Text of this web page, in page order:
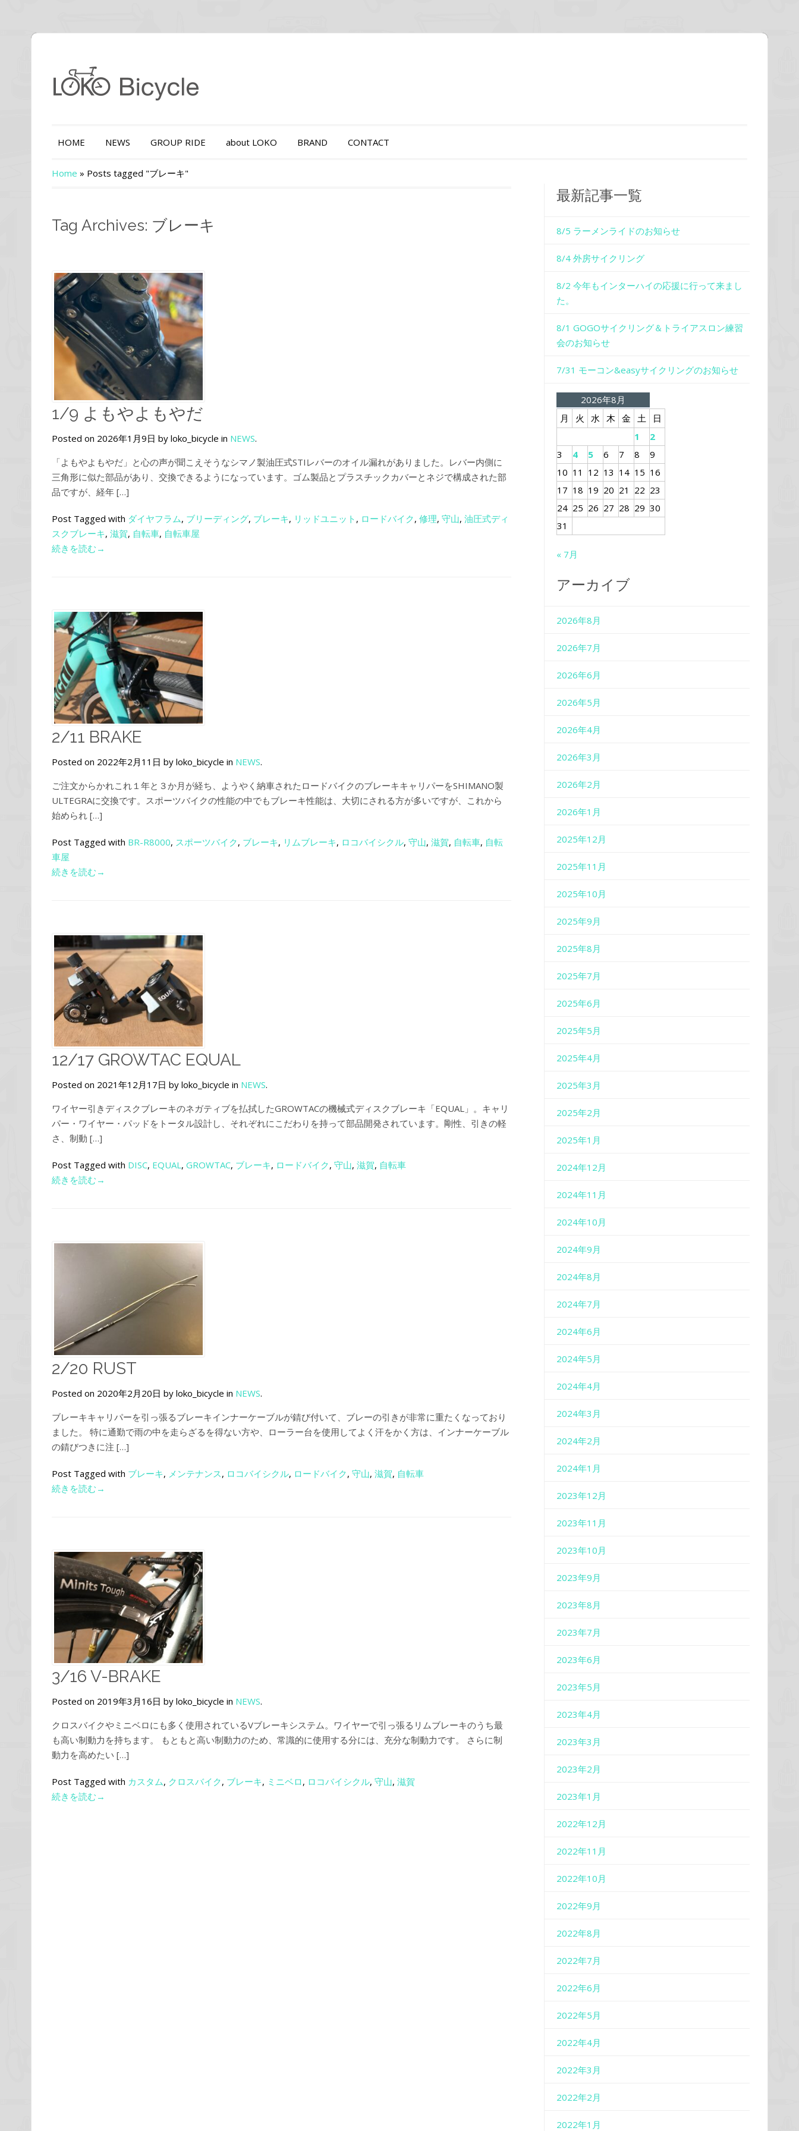
HOME NEWS GROUP RIDE about LOKO BRAND CONTACT
Home » Posts tagged "ブレーキ"
Tag Archives: ブレーキ
1/9 よもやよもやだ
Posted on 2026年1月9日 by loko_bicycle in NEWS.
「よもやよもやだ」と心の声が聞こえそうなシマノ製油圧式STIレバーのオイル漏れがありました。レバー内側に
三角形に似た部品があり、交換できるようになっています。ゴム製品とプラスチックカバーとネジで構成された部
品ですが、経年 […]
Post Tagged with ダイヤフラム, ブリーディング, ブレーキ, リッドユニット , ロードバイク, 修理, 守山, 油圧式ディ
スクブレーキ, 滋賀, 自転車, 自転車屋
続きを読む→
2/11 BRAKE
Posted on 2022年2月11日 by loko_bicycle in NEWS.
ご注文からかれこれ１年と３か月が経ち、ようやく納車されたロードバイクのブレーキキャリパーをSHIMANO製
ULTEGRAに交換です。スポーツバイクの性能の中でもブレーキ性能は、大切にされる方が多いですが、これから
始められ […]
Post Tagged with BR-R8000, スポーツバイク, ブレーキ, リムブレーキ, ロコバイシクル, 守山, 滋賀, 自転車, 自転
車屋
続きを読む→
12/17 GROWTAC EQUAL
Posted on 2021年12月17日 by loko_bicycle in NEWS.
ワイヤー引きディスクブレーキのネガティブを払拭したGROWTACの機械式ディスクブレーキ「EQUAL」。キャリ
パー・ワイヤー・パッドをトータル設計し、それぞれにこだわりを持って部品開発されています。剛性、引きの軽
さ、制動 […]
Post Tagged with DISC, EQUAL, GROWTAC, ブレーキ, ロードバイク, 守山, 滋賀, 自転車
続きを読む→
2/20 RUST
Posted on 2020年2月20日 by loko_bicycle in NEWS.
ブレーキキャリパーを引っ張るブレーキインナーケーブルが錆び付いて、ブレーの引きが非常に重たくなっており
ました。 特に通勤で雨の中を走らざるを得ない方や、ローラー台を使用してよく汗をかく方は、インナーケーブル
の錆びつきに注 […]
Post Tagged with ブレーキ, メンテナンス, ロコバイシクル, ロードバイク, 守山, 滋賀, 自転車
続きを読む→
3/16 V-BRAKE
Posted on 2019年3月16日 by loko_bicycle in NEWS.
クロスバイクやミニベロにも多く使用されているVブレーキシステム。ワイヤーで引っ張るリムブレーキのうち最
も高い制動力を持ちます。 もともと高い制動力のため、常識的に使用する分には、充分な制動力です。 さらに制
動力を高めたい […]
Post Tagged with カスタム, クロスバイク, ブレーキ, ミニベロ, ロコバイシクル, 守山, 滋賀
続きを読む→
最新記事一覧
8/5 ラーメンライドのお知らせ
8/4 外房サイクリング
8/2 今年もインターハイの応援に行って来まし
た。
8/1 GOGOサイクリング＆トライアスロン練習
会のお知らせ
7/31 モーコン&easyサイクリングのお知らせ
2026年8月
月
火 水 木 金 土
日
1
2
3
4 5 6 7 8
9
10 11 12 13 14 15 16
17 18 19 20 21 22 23
24 25 26 27 28 29 30
31
« 7月
アーカイブ
2026年8月
2026年7月
2026年6月
2026年5月
2026年4月
2026年3月
2026年2月
2026年1月
2025年12月
2025年11月
2025年10月
2025年9月
2025年8月
2025年7月
2025年6月
2025年5月
2025年4月
2025年3月
2025年2月
2025年1月
2024年12月
2024年11月
2024年10月
2024年9月
2024年8月
2024年7月
2024年6月
2024年5月
2024年4月
2024年3月
2024年2月
2024年1月
2023年12月
2023年11月
2023年10月
2023年9月
2023年8月
2023年7月
2023年6月
2023年5月
2023年4月
2023年3月
2023年2月
2023年1月
2022年12月
2022年11月
2022年10月
2022年9月
2022年8月
2022年7月
2022年6月
2022年5月
2022年4月
2022年3月
2022年2月
2022年1月